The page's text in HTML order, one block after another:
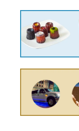
Pheeta フィータ
長袖 刺繍 綿 生成
ック ピンタック